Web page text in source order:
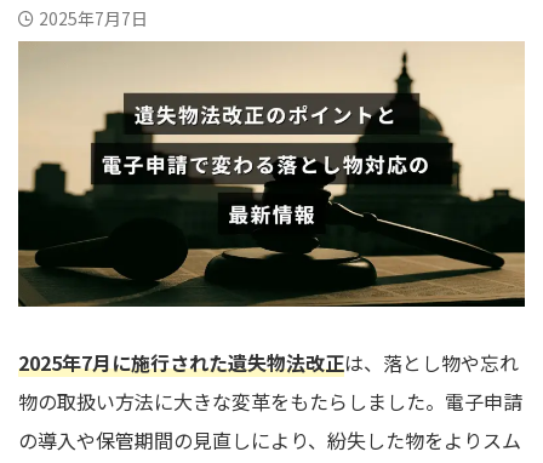
2025年7月7日
2025年7月に施行された遺失物法改正は、落とし物や忘れ
物の取扱い方法に大きな変革をもたらしました。電子申請
の導入や保管期間の見直しにより、紛失した物をよりスム